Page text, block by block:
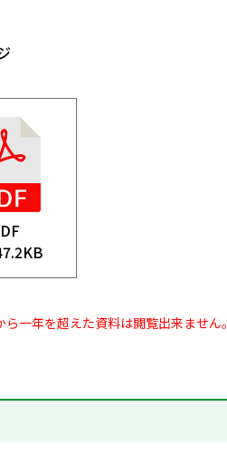
一年を超えた資料は閲覧出来ません。